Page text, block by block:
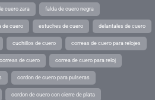
cuero zara falda de cuero negra
de cuero estuches de cuero delantales de cuero
cuchillos de cuero correas de cuero para relojes
correas de cuero correa de cuero para reloj
cordon de cuero para pulseras
cordon de cuero con cierre de plata